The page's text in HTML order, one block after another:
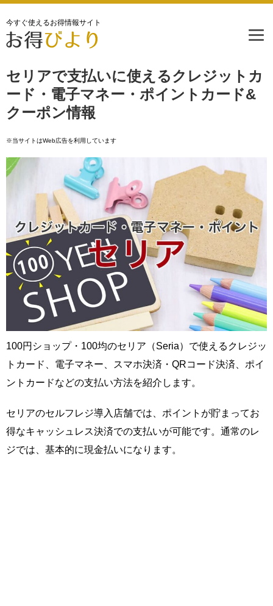
今すぐ使えるお得情報サイト
セリアで支払いに使えるクレジットカ
ード・電子マネー・ポイントカード&
クーポン情報
※当サイトはWeb広告を利用しています
100円ショップ・100均のセリア（Seria）で使えるクレジッ
トカード、電子マネー、スマホ決済・QRコード決済、ポイ
ントカードなどの支払い方法を紹介します。
セリアのセルフレジ導入店舗では、ポイントが貯まってお
得なキャッシュレス決済での支払いが可能です。通常のレ
ジでは、基本的に現金払いになります。